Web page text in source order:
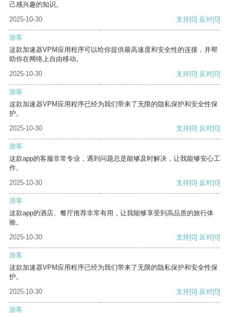
己感兴趣的知识。
2025-10-30
支持[0] 反对[0]
游客
这款加速器VPM应用程序可以给你提供最高速度和安全性的连接，并帮
助你在网络上自由移动。
2025-10-30
支持[0] 反对[0]
游客
这款加速器VPM应用程序已经为我们带来了无限的隐私保护和安全性保
护。
2025-10-30
支持[0] 反对[0]
游客
这款app的客服非常专业，遇到问题总是能够及时解决，让我能够安心工
作。
2025-10-30
支持[0] 反对[0]
游客
这款app的酒店、餐厅推荐非常有用，让我能够享受到高品质的旅行体
验。
2025-10-30
支持[0] 反对[0]
游客
这款加速器VPM应用程序已经为我们带来了无限的隐私保护和安全性保
护。
2025-10-30
支持[0] 反对[0]
游客